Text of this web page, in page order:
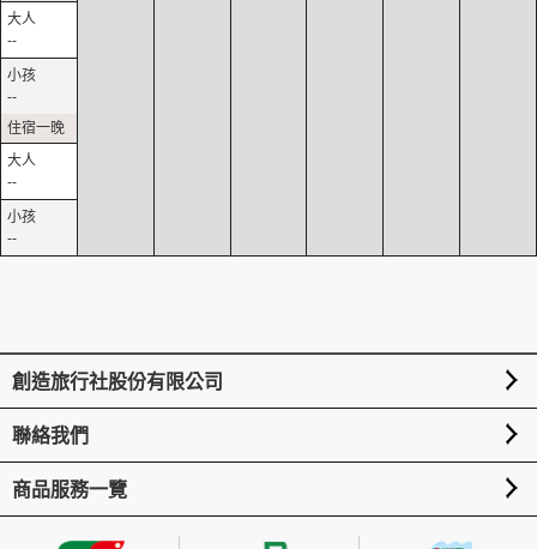
--
--
--
--
創造旅行社股份有限公司
聯絡我們
商品服務一覽